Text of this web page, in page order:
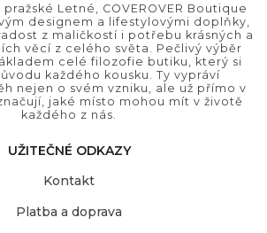
Letné, COVEROVER Boutique
designem a lifestylovými doplňky,
z maličkostí i potřebu krásných a
věcí z celého světa. Pečlivý výběr
celé filozofie butiku, který si
každého kousku. Ty vypráví
nejen o svém vzniku, ale už přímo v
jaké místo mohou mít v životě
každého z nás.
UŽITEČNÉ ODKAZY
Kontakt
Platba a doprava